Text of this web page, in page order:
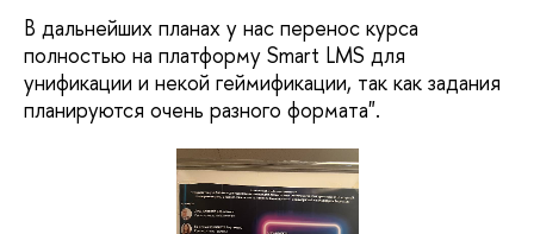
В дальнейших планах у нас перенос курса
полностью на платформу Smart LMS для
унификации и некой геймификации, так как задания
планируются очень разного формата".